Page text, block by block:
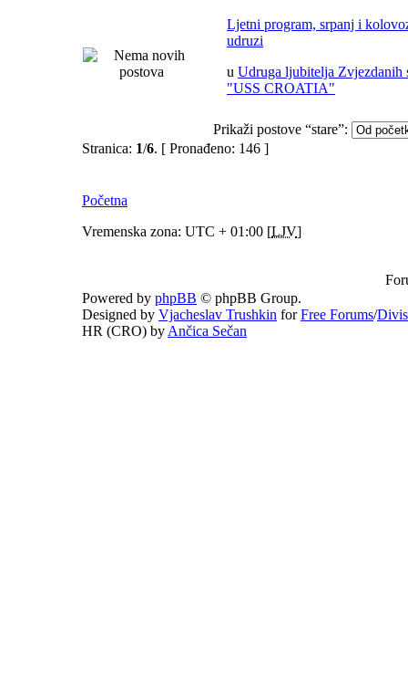
Ljetni program, srpanj i
udruzi
u Udruga ljubitelja Zvjezdanih
"USS CROATIA"
Prikaži postove “stare”:
Stranica: 1/6. [ Pronađeno: 146 ]
Početna
Vremenska zona: UTC + 01:00 [LJV]
Powered by phpBB © phpBB Group.
Designed by Vjacheslav Trushkin forFree Forums/
HR (CRO) by Ančica Sečan